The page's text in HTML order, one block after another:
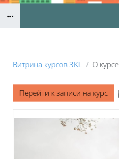
Витрина курсов 3KL О курсе
Блоки
Перейти к записи на курс